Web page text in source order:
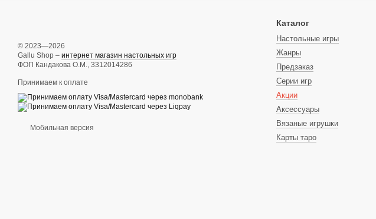
© 2023—2026
Gallu Shop – интернет магазин настольных игр
ФОП Кандакова О.М., 3312014286
Принимаем к оплате
Мобильная версия
Каталог
Настольные игры
Жанры
Предзаказ
Серии игр
Акции
Аксессуары
Вязаные игрушки
Карты таро